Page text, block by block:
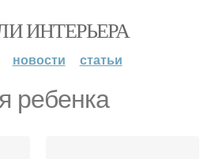
ИНТЕРЬЕРА
новости статьи
ребенка